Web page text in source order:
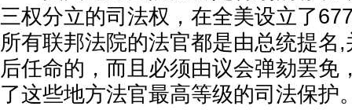
三权分立的司法权，在全美设立了
所有联邦法院的法官都是由总统提名
后任命的，而且必须由议会弹劾罢免
了这些地方法官最高等级的司法保护